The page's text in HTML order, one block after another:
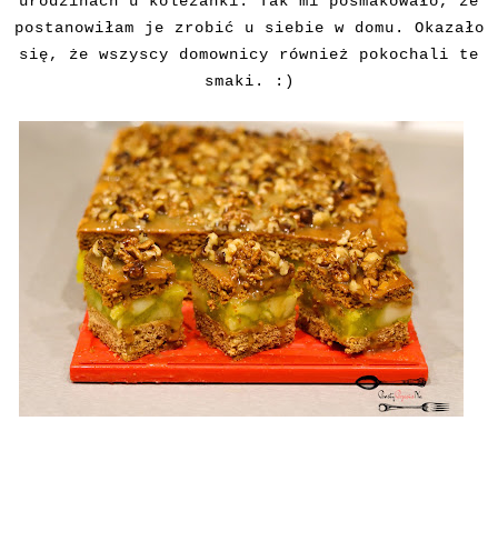
postanowiłam je zrobić u siebie w domu. Okazało
się, że wszyscy domownicy również pokochali te
smaki. :)